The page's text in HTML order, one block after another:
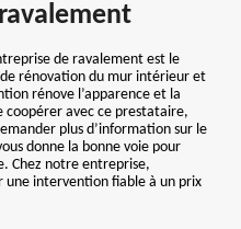
de ravalement est le
rénovation du mur intérieur et
rénove l’apparence et la
coopérer avec ce prestataire,
plus d’information sur le
donne la bonne voie pour
Chez notre entreprise,
une intervention fiable à un prix